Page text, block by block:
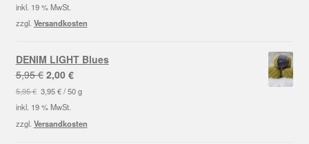
war:
2,50 €1,50 €.
inkl. 19 % MwSt.
zzgl. Versandkosten
DENIM LIGHT Blues
5,95€ Ursprünglicher
Preis
war:
5,95 €
2,00 €Aktueller
Preis
2,00 €.
5,95€ 3,95€/50 g
inkl. 19 % MwSt.
zzgl. Versandkosten